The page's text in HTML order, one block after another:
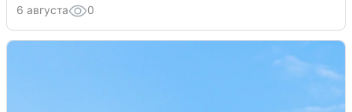
6 августа 0